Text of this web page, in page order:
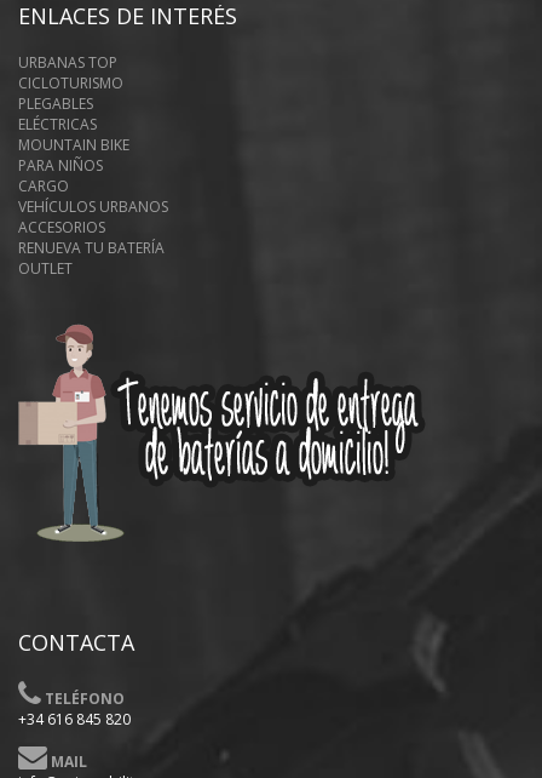
ENLACES DE INTERÉS
URBANAS TOP
CICLOTURISMO
PLEGABLES
ELÉCTRICAS
MOUNTAIN BIKE
PARA NIÑOS
CARGO
VEHÍCULOS URBANOS
ACCESORIOS
RENUEVA TU BATERÍA
OUTLET
CONTACTA
TELÉFONO
+34 616 845 820
MAIL